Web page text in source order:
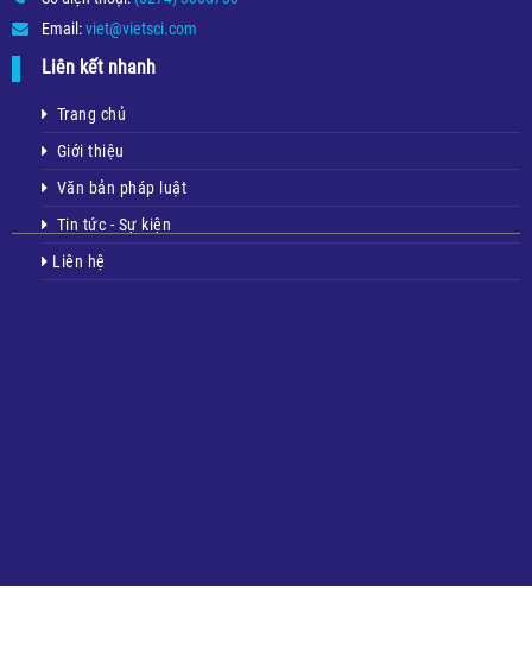
Email:viet@vietsci.com
Liên kết nhanh
Trang chủ
Giới thiệu
Văn bản pháp luật
Tin tức - Sự kiện
Liên hệ